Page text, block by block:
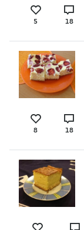
5 18
8 18